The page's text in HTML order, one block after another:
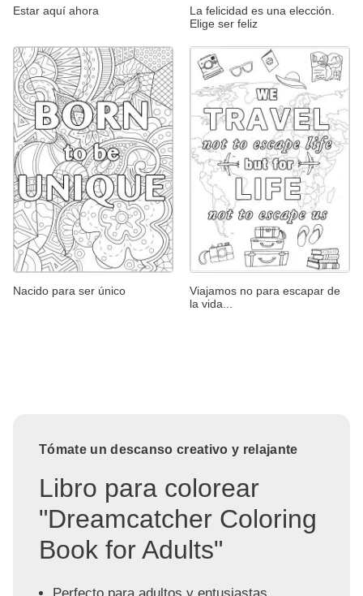
Estar aquí ahora
La felicidad es una elección.
Elige ser feliz
Nacido para ser único
Viajamos no para escapar de
la vida...
Tómate un descanso creativo y relajante
Libro para colorear
"Dreamcatcher Coloring
Book for Adults"
Perfecto para adultos y entusiastas